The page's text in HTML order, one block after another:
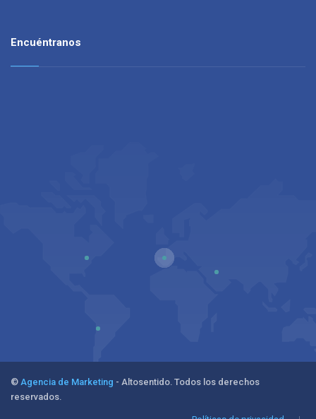
Encuéntranos
© Agencia de Marketing - Altosentido. Todos los derechos
reservados.